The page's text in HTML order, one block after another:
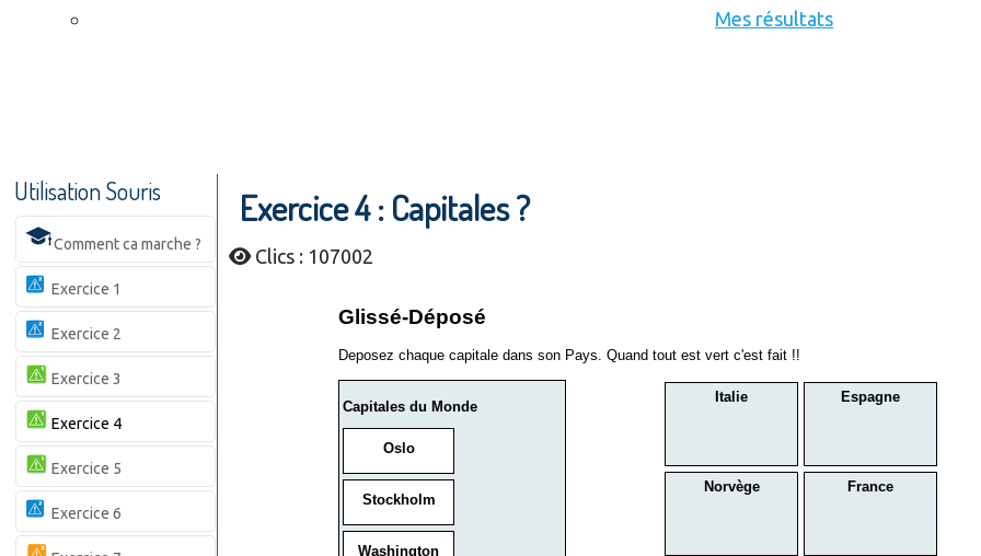
Mes résultats
Utilisation Souris
Comment ca marche ?
Exercice 1
Exercice 2
Exercice 3
Exercice 4
Exercice 5
Exercice 6
Exercice 4 : Capitales ?
Clics : 107002